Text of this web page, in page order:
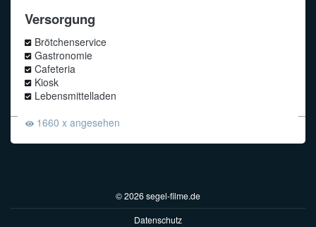
Versorgung
Brötchenservice
Gastronomie
Cafeteria
Kiosk
Lebensmittelladen
1660 x angesehen
© 2026 segel-filme.de
Datenschutz